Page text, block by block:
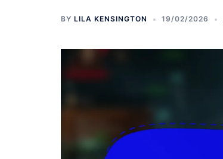
BY LILA KENSINGTON 19/02/2026